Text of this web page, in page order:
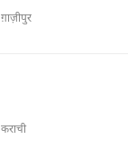
ग़ाज़ीपुर
कराची